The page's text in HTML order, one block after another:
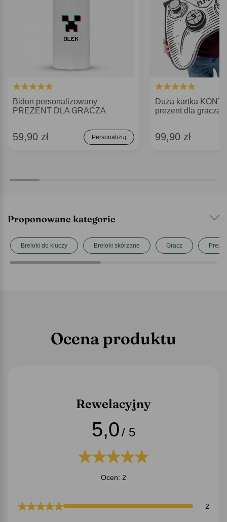
Bidon personalizowany
PREZENT DLA GRACZA
59,90 zł Personalizuj
Duża kartka
prezent dla gracza
99,90 zł
Proponowane kategorie
Breloki do kluczy Breloki skórzane Gracz
Ocena produktu
Rewelacyjny
5,0/ 5
Ocen: 2
2